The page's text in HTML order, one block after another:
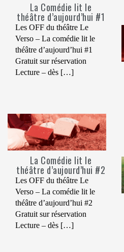
La Comédie lit le
théâtre d’aujourd’hui #1
Les OFF du théâtre Le
Verso – La comédie lit le
théâtre d’aujourd’hui #1
Gratuit sur réservation
Lecture – dès […]
La Comédie lit le
théâtre d’aujourd’hui #2
Les OFF du théâtre Le
Verso – La comédie lit le
théâtre d’aujourd’hui #2
Gratuit sur réservation
Lecture – dès […]